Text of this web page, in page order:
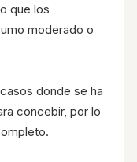
que los
moderado o
donde se ha
concebir, por lo